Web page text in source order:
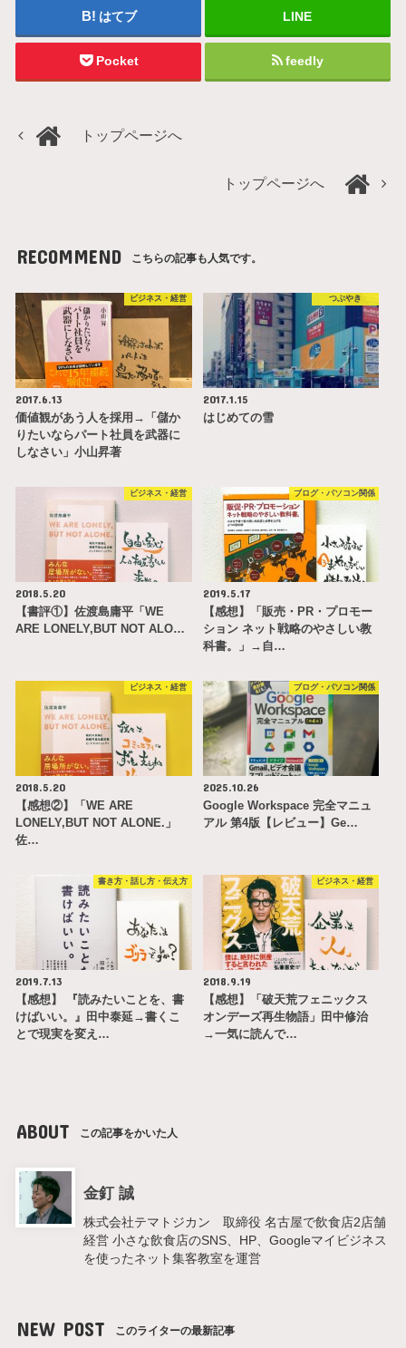
はてブ LINE
Pocket feedly
トップページへ
トップページへ
RECOMMEND こちらの記事も人気です。
ビジネス・経営
2017.6.13
価値観があう人を採用→「儲か
りたいならパート社員を武器に
しなさい」小山昇著
つぶやき
2017.1.15
はじめての雪
ビジネス・経営
2018.5.20
【書評①】佐渡島庸平「WE
ARE LONELY,BUT NOT ALO…
ブログ・パソコン関係
2019.5.17
【感想】「販売・PR・プロモー
ション ネット戦略のやさしい教
科書。」→自…
ビジネス・経営
2018.5.20
【感想②】「WE ARE
LONELY,BUT NOT ALONE.」
佐…
ブログ・パソコン関係
2025.10.26
Google Workspace 完全マニュ
アル 第4版【レビュー】Ge…
書き方・話し方・伝え方
2019.7.13
【感想】 『読みたいことを、書
けばいい。』田中泰延→書くこ
とで現実を変え…
ビジネス・経営
2018.9.19
【感想】「破天荒フェニックス
オンデーズ再生物語」田中修治
→一気に読んで…
ABOUT この記事をかいた人
金釘 誠
株式会社テマトジカン 取締役 名古屋で飲食店2店舗
経営 小さな飲食店のSNS、HP、Googleマイビジネス
を使ったネット集客教室を運営
NEW POST このライターの最新記事